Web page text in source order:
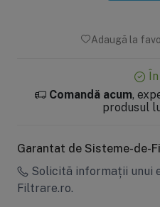
Adaugă la
Comandă acum,
produsul
Garantat de Sisteme-de-
Solicită informații unui
Filtrare.ro.